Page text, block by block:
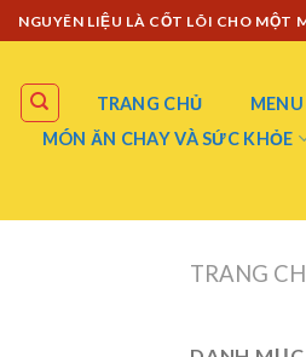
Skip
to
NGUYÊN LIỆU LÀ CỐT LÕI CHO MỘT
TRANG CHỦ MENU
MÓN ĂN CHAY VÀ SỨC KHỎE
TRANG